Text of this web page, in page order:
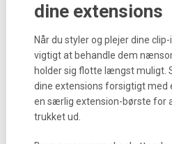
dine extensions
Når du styler og plejer dine
vigtigt at behandle dem
holder sig flotte længst muligt.
dine extensions forsigtigt med
en særlig extension-børste for
trukket ud.